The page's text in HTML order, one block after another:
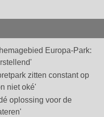
Europa-Park:
zitten constant op
niet oké'
oplossing voor de